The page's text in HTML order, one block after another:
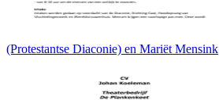
(Protestantse Diaconie) en Mariët Mensink